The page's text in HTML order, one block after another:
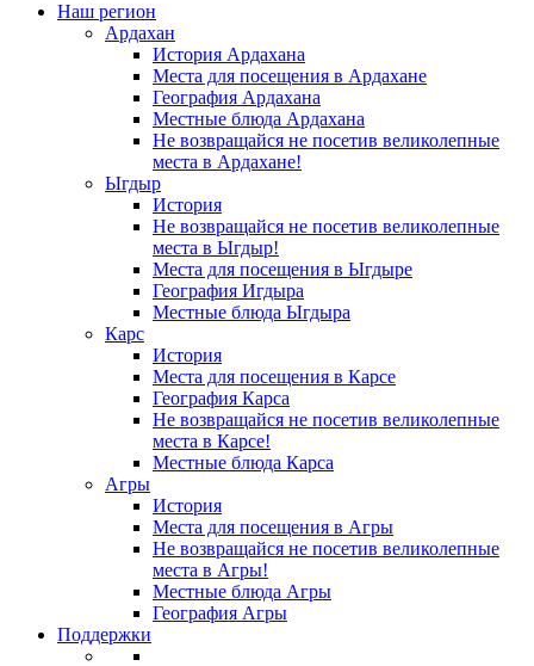
Наш регион
Ардахан
История Ардахана
Места для посещения в Ардахане
География Ардахана
Местные блюда Ардахана
Не возвращайся не посетив великолепные
места в Ардахане!
Ыгдыр
История
Не возвращайся не посетив великолепные
места в Ыгдыр!
Места для посещения в Ыгдыре
География Игдыра
Местные блюда Ыгдыра
Карс
История
Места для посещения в Карсе
География Карса
Не возвращайся не посетив великолепные
места в Карсе!
Местные блюда Карса
Агры
История
Места для посещения в Агры
Не возвращайся не посетив великолепные
места в Агры!
Местные блюда Агры
География Агры
Поддержки